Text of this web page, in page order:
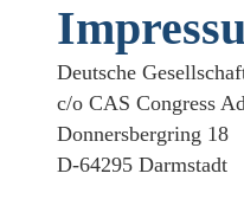
Deutsche
c/o CAS Congress
Donnersbergring 18
D-64295 Darmstadt